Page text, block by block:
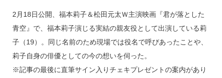
e
a
d
s
e
n
a
e
c
e
b
o
2月18日公開、福本莉子＆松田元太Ｗ主演映画『君が落とした
青空』で、福本莉子演じる実結の親友役として出演している莉
子（19）。同じ名前のため現場では役名で呼びあったことや、
莉子自身の俳優としての今の想いを伺った。
※記事の最後に直筆サイン入りチェキプレゼントの案内があり